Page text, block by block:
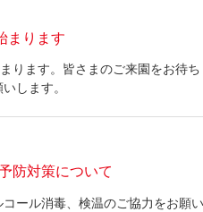
まります
ります。皆さまのご来園をお待
します。
防対策について
ール消毒、検温のご協力をお願